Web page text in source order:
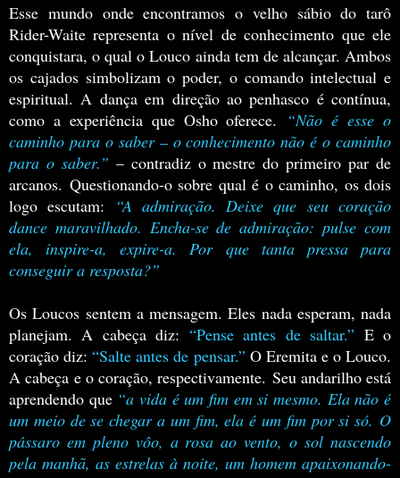
Esse mundo onde encontramos o velho sábio do tarô
Rider-Waite representa o nível de conhecimento que ele
conquistara, o qual o Louco ainda tem de alcançar. Ambos
os cajados simbolizam o poder, o comando intelectual e
espiritual. A dança em direção ao penhasco é contínua,
como a experiência que Osho oferece.
“Não é esse o
caminho para o saber – o conhecimento não é o caminho
para o saber.” – contradiz o mestre do primeiro par de
arcanos. Questionando-o sobre qual é o caminho, os dois
logo escutam:
“A admiração. Deixe que seu coração
dance maravilhado. Encha-se de admiração: pulse com
ela, inspire-a, expire-a. Por que tanta pressa para
conseguir a resposta?”
Os Loucos sentem a mensagem. Eles nada esperam, nada
planejam. A cabeça diz: “Pense antes de saltar.” E o
coração diz:“Salte antes de pensar.”O Eremita e o Louco.
A cabeça e o coração, respectivamente. Seu andarilho está
aprendendo que “a vida é um fim em si mesmo. Ela não é
um meio de se chegar a um fim, ela é um fim por si só. O
pássaro em pleno vôo, a rosa ao vento, o sol nascendo
pela manhã, as estrelas à noite, um homem apaixonando-